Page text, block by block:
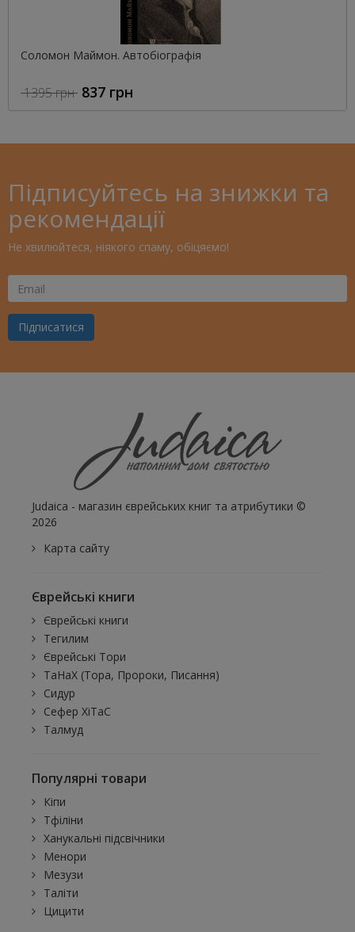
Соломон Маймон. Автобіографія
1395 грн 837 грн
Підписуйтесь на знижки та
рекомендації
Не хвилюйтеся, ніякого спаму, обіцяємо!
Ваш
Email
Підписатися
Judaica - магазин єврейських книг та атрибутики ©
2026
Карта сайту
Єврейські книги
Єврейські книги
Тегилим
Єврейські Тори
ТаНаХ (Тора, Пророки, Писання)
Сидур
Сефер ХіТаС
Талмуд
Популярні товари
Кіпи
Тфіліни
Ханукальні підсвічники
Менори
Мезузи
Таліти
Цицити